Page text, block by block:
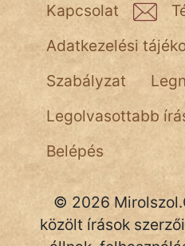
Kapcsolat
Adatkezelési
Szabályzat
Legolvasottabb
Belépés
© 2026
közölt írások